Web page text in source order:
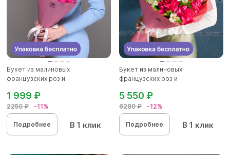
Букет из малиновых
французских роз и
2250 ₽ -11%
1 999 ₽
Подробнее В 1 клик
Букет из малиновых
французских роз и
6280 ₽ -12%
5 550 ₽
Подробнее В 1 клик